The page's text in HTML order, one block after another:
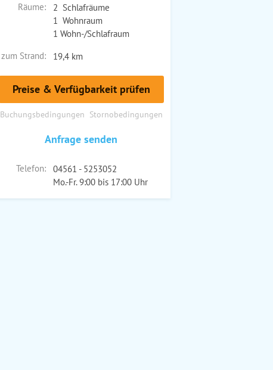
Räume:
2 Schlafräume
1 Wohnraum
1 Wohn-/Schlafraum
zum Strand:
19,4 km
Preise & Verfügbarkeit prüfen
Buchungsbedingungen Stornobedingungen
Anfrage senden
Telefon:
04561 - 5253052
Mo.-Fr. 9:00 bis 17:00 Uhr